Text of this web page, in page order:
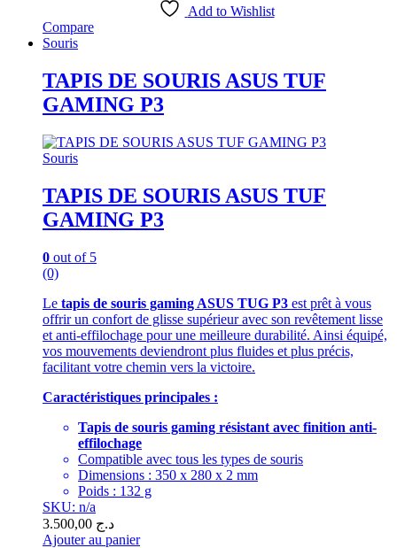
Add to Wishlist
Compare
Souris
TAPIS DE SOURIS ASUS TUF
GAMING P3
Souris
TAPIS DE SOURIS ASUS TUF
GAMING P3
0 out of 5
(0)
Le tapis de souris gaming ASUS TUG P3 est prêt à vous
offrir un confort de glisse supérieur avec son revêtement lisse
et anti-effilochage pour une meilleure durabilité. Ainsi équipé,
vos mouvements deviendront plus fluides et plus précis,
facilitant votre chemin vers la victoire.
Caractéristiques principales :
Tapis de souris gaming résistant avec finition anti-
effilochage
Compatible avec tous les types de souris
Dimensions : 350 x 280 x 2 mm
Poids : 132 g
SKU: n/a
د.ج
Ajouter au panier